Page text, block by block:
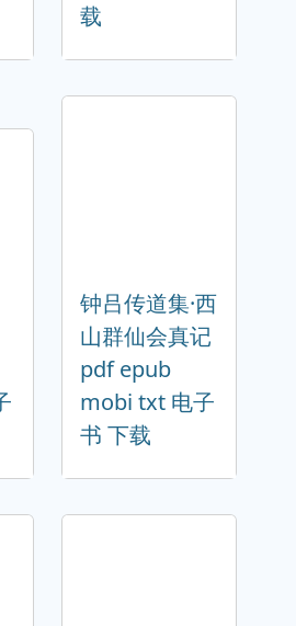
载
钟吕传道集·西
山群仙会真记
pdf epub
mobi txt 电子
书 下载